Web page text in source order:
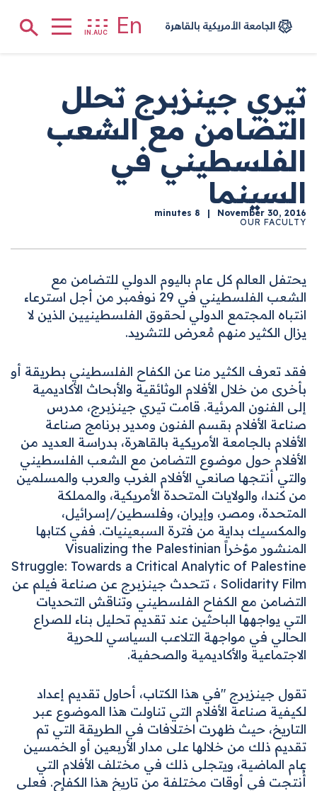
En
IN.AUC
تيري جينزبرج تحلل
التضامن مع الشعب
الفلسطيني في
السينما
November 30, 2016
8 minutes
OUR FACULTY
يحتفل العالم كل عام باليوم الدولي للتضامن مع
الشعب الفلسطيني في 29 نوفمبر من أجل استرعاء
انتباه المجتمع الدولي لحقوق الفلسطينيين الذين لا
يزال الكثير منهم مُعرض للتشريد.
فقد تعرف الكثير منا عن الكفاح الفلسطيني بطريقة أو
بأخرى من خلال الأفلام الوثائقية والأبحاث الأكاديمية
إلى الفنون المرئية. قامت تيري جينزبرج، مدرس
صناعة الأفلام بقسم الفنون ومدير برنامج صناعة
الأفلام بالجامعة الأمريكية بالقاهرة، بدراسة العديد من
الأفلام حول موضوع التضامن مع الشعب الفلسطيني
والتي أنتجها صانعي الأفلام الغرب والعرب والمسلمين
من كندا، والولايات المتحدة الأمريكية، والمملكة
المتحدة، ومصر، وإيران، وفلسطين/إسرائيل،
والمكسيك بداية من فترة السبعينيات. ففي كتابها
المنشور مؤخراً Visualizing the Palestinian
Struggle: Towards a Critical Analytic of Palestine
Solidarity Film ، تتحدث جينزبرج عن صناعة فيلم عن
التضامن مع الكفاح الفلسطيني وتناقش التحديات
التي يواجهها الباحثين عند تقديم تحليل بناء للصراع
الحالي في مواجهة التلاعب السياسي للحرية
الاجتماعية والأكاديمية والصحفية.
تقول جينزبرج "في هذا الكتاب، أحاول تقديم إعداد
لكيفية صناعة الأفلام التي تناولت هذا الموضوع عبر
التاريخ، حيث ظهرت اختلافات في الطريقة التي تم
تقديم ذلك من خلالها على مدار الأربعين أو الخمسين
عام الماضية، ويتجلى ذلك في مختلف الأفلام التي
أُنتجت في أوقات مختلفة من تاريخ هذا الكفاح. فعلى